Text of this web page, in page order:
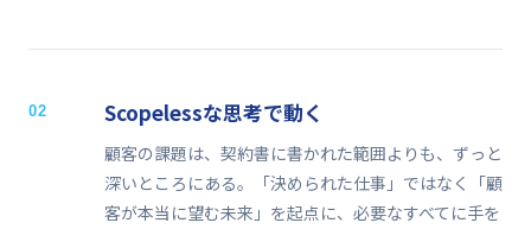
02 Scopelessな思考で動く
顧客の課題は、契約書に書かれた範囲よりも、ずっと
深いところにある。「決められた仕事」ではなく「顧
客が本当に望む未来」を起点に、必要なすべてに手を